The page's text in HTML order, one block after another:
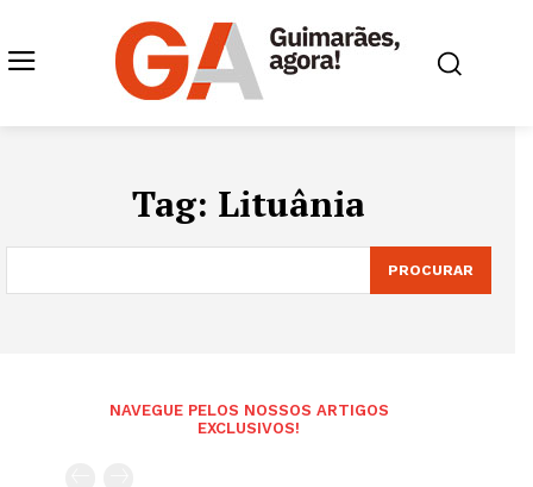
Tag: Lituânia
PROCURAR
NAVEGUE PELOS NOSSOS ARTIGOS
EXCLUSIVOS!